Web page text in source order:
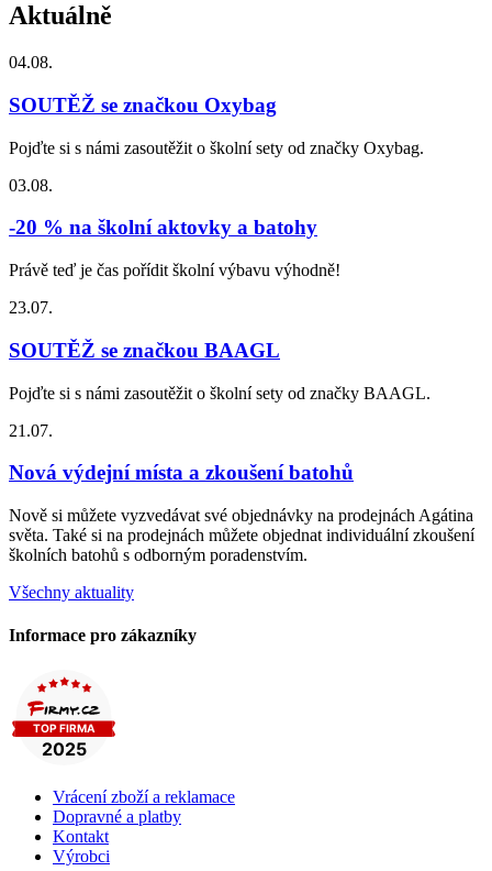
Aktuálně
04.08.
SOUTĚŽ se značkou Oxybag
Pojďte si s námi zasoutěžit o školní sety od značky Oxybag.
03.08.
-20 % na školní aktovky a batohy
Právě teď je čas pořídit školní výbavu výhodně!
23.07.
SOUTĚŽ se značkou BAAGL
Pojďte si s námi zasoutěžit o školní sety od značky BAAGL.
21.07.
Nová výdejní místa a zkoušení batohů
Nově si můžete vyzvedávat své objednávky na prodejnách Agátina
světa. Také si na prodejnách můžete objednat individuální zkoušení
školních batohů s odborným poradenstvím.
Všechny aktuality
Informace pro zákazníky
Vrácení zboží a reklamace
Dopravné a platby
Kontakt
Výrobci